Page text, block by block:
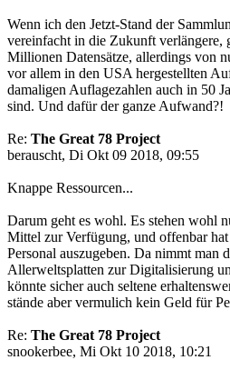
Wenn ich den Jetzt-Stand der
vereinfacht in die Zukunft verlängere,
Millionen Datensätze, allerdings von
vor allem in den USA hergestellten
damaligen Auflagezahlen auch in 50
sind. Und dafür der ganze Aufwand?!
Re: The Great 78 Project
berauscht, Di Okt 09 2018, 09:55
Knappe Ressourcen...
Darum geht es wohl. Es stehen wohl
Mittel zur Verfügung, und offenbar hat
Personal auszugeben. Da nimmt man
Allerweltsplatten zur Digitalisierung
könnte sicher auch seltene
stände aber vermulich kein Geld für
Re: The Great 78 Project
snookerbee, Mi Okt 10 2018, 10:21